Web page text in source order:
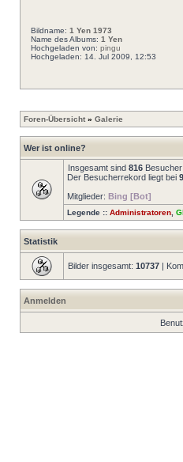
Bildname: 1 Yen 1973
Name des Albums: 1 Yen
Hochgeladen von: pingu
Hochgeladen: 14. Jul 2009, 12:53
Foren-Übersicht » Galerie
Wer ist online?
Insgesamt sind 816
Der Besucherrekord liegt bei
Mitglieder: Bing [Bot]
Legende :: Administratoren
Statistik
Bilder insgesamt: 10737 |
Anmelden